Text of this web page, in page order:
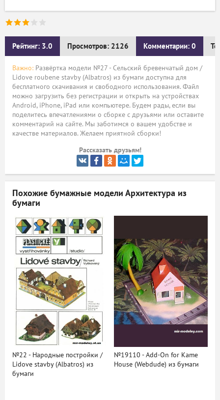
Рейтинг: 3.0 Просмотров: 2126 Комментарии: 0
Важно: Развёртка модели №27 - Сельский бревенчатый дом /
Lidove roubene stavby (Albatros) из бумаги доступна для
бесплатного скачивания и свободного использования. Файл
можно загрузить без регистрации и открыть на устройствах
Android, iPhone, iPad или компьютере. Будем рады, если вы
поделитесь впечатлениями о сборке с друзьями или оставите
комментарий на сайте. Мы заботимся о вашем удобстве и
качестве материалов. Желаем приятной сборки!
Рассказать друзьям!
Похожие бумажные модели Архитектура из
бумаги
№22 - Народные постройки /
Lidove stavby (Albatros) из
бумаги
№19110 - Add-On for Kame
House (Webdude) из бумаги